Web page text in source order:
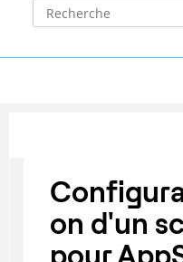
on d'un
pour